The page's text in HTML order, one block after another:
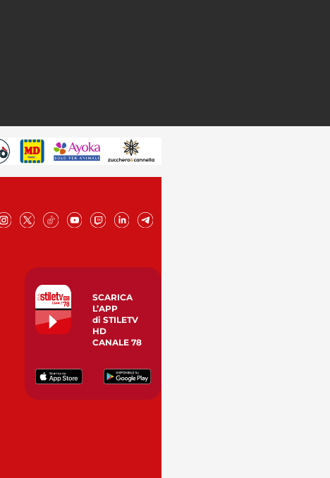
SCARICA
L’APP
di STILETV
HD
CANALE 78